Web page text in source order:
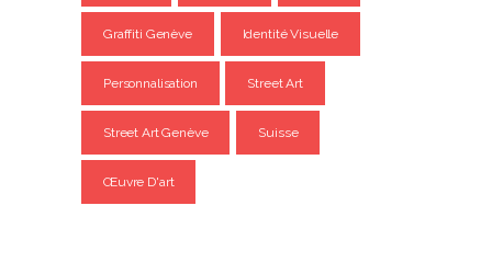
Graffiti Genève Identité Visuelle
Personnalisation Street Art
Street Art Genève Suisse
Œuvre D'art